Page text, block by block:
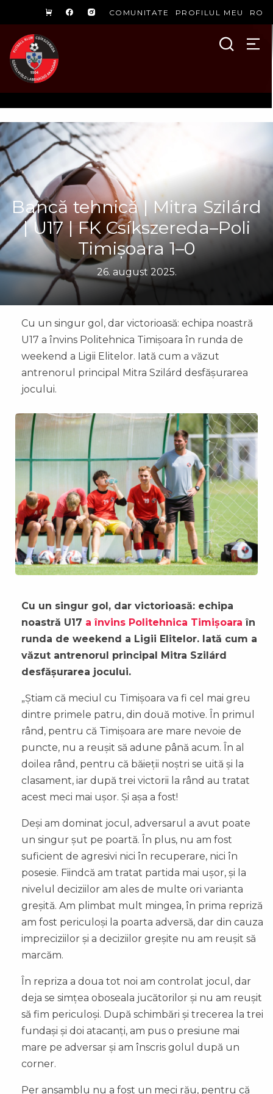
COMUNITATE PROFILUL MEU RO
Bancă tehnică | Mitra Szilárd
| U17 | FK Csíkszereda–Poli
Timișoara 1–0
26. august 2025.
Cu un singur gol, dar victorioasă: echipa noastră
U17 a învins Politehnica Timișoara în runda de
weekend a Ligii Elitelor. Iată cum a văzut
antrenorul principal Mitra Szilárd desfășurarea
jocului.
Cu un singur gol, dar victorioasă: echipa
noastră U17 a învins Politehnica Timișoara în
runda de weekend a Ligii Elitelor. Iată cum a
văzut antrenorul principal Mitra Szilárd
desfășurarea jocului.
„Știam că meciul cu Timișoara va fi cel mai greu
dintre primele patru, din două motive. În primul
rând, pentru că Timișoara are mare nevoie de
puncte, nu a reușit să adune până acum. În al
doilea rând, pentru că băieții noștri se uită și la
clasament, iar după trei victorii la rând au tratat
acest meci mai ușor. Și așa a fost!
Deși am dominat jocul, adversarul a avut poate
un singur șut pe poartă. În plus, nu am fost
suficient de agresivi nici în recuperare, nici în
posesie. Fiindcă am tratat partida mai ușor, și la
nivelul deciziilor am ales de multe ori varianta
greșită. Am plimbat mult mingea, în prima repriză
am fost periculoși la poarta adversă, dar din cauza
impreciziilor și a deciziilor greșite nu am reușit să
marcăm.
În repriza a doua tot noi am controlat jocul, dar
deja se simțea oboseala jucătorilor și nu am reușit
să fim periculoși. După schimbări și trecerea la trei
fundași și doi atacanți, am pus o presiune mai
mare pe adversar și am înscris golul după un
corner.
Per ansamblu nu a fost un meci rău, pentru că